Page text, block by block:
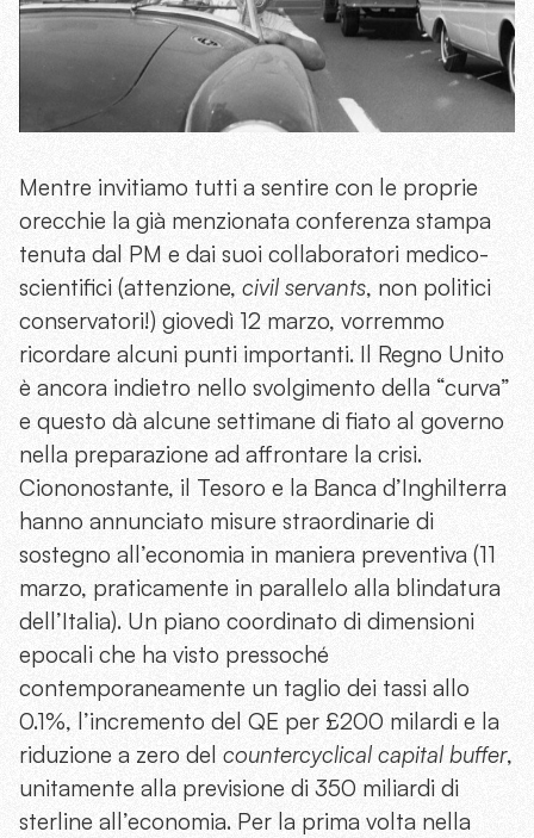
Mentre invitiamo tutti a sentire con le proprie
orecchie la già menzionata conferenza stampa
tenuta dal PM e dai suoi collaboratori medico-
scientifici (attenzione, civil servants, non politici
conservatori!) giovedì 12 marzo, vorremmo
ricordare alcuni punti importanti. Il Regno Unito
è ancora indietro nello svolgimento della “curva”
e questo dà alcune settimane di fiato al governo
nella preparazione ad affrontare la crisi.
Ciononostante, il Tesoro e la Banca d’Inghilterra
hanno annunciato misure straordinarie di
sostegno all’economia in maniera preventiva (11
marzo, praticamente in parallelo alla blindatura
dell’Italia). Un piano coordinato di dimensioni
epocali che ha visto pressoché
contemporaneamente un taglio dei tassi allo
0.1%, l’incremento del QE per £200 milardi e la
riduzione a zero del countercyclical capital buffer,
unitamente alla previsione di 350 miliardi di
sterline all’economia. Per la prima volta nella